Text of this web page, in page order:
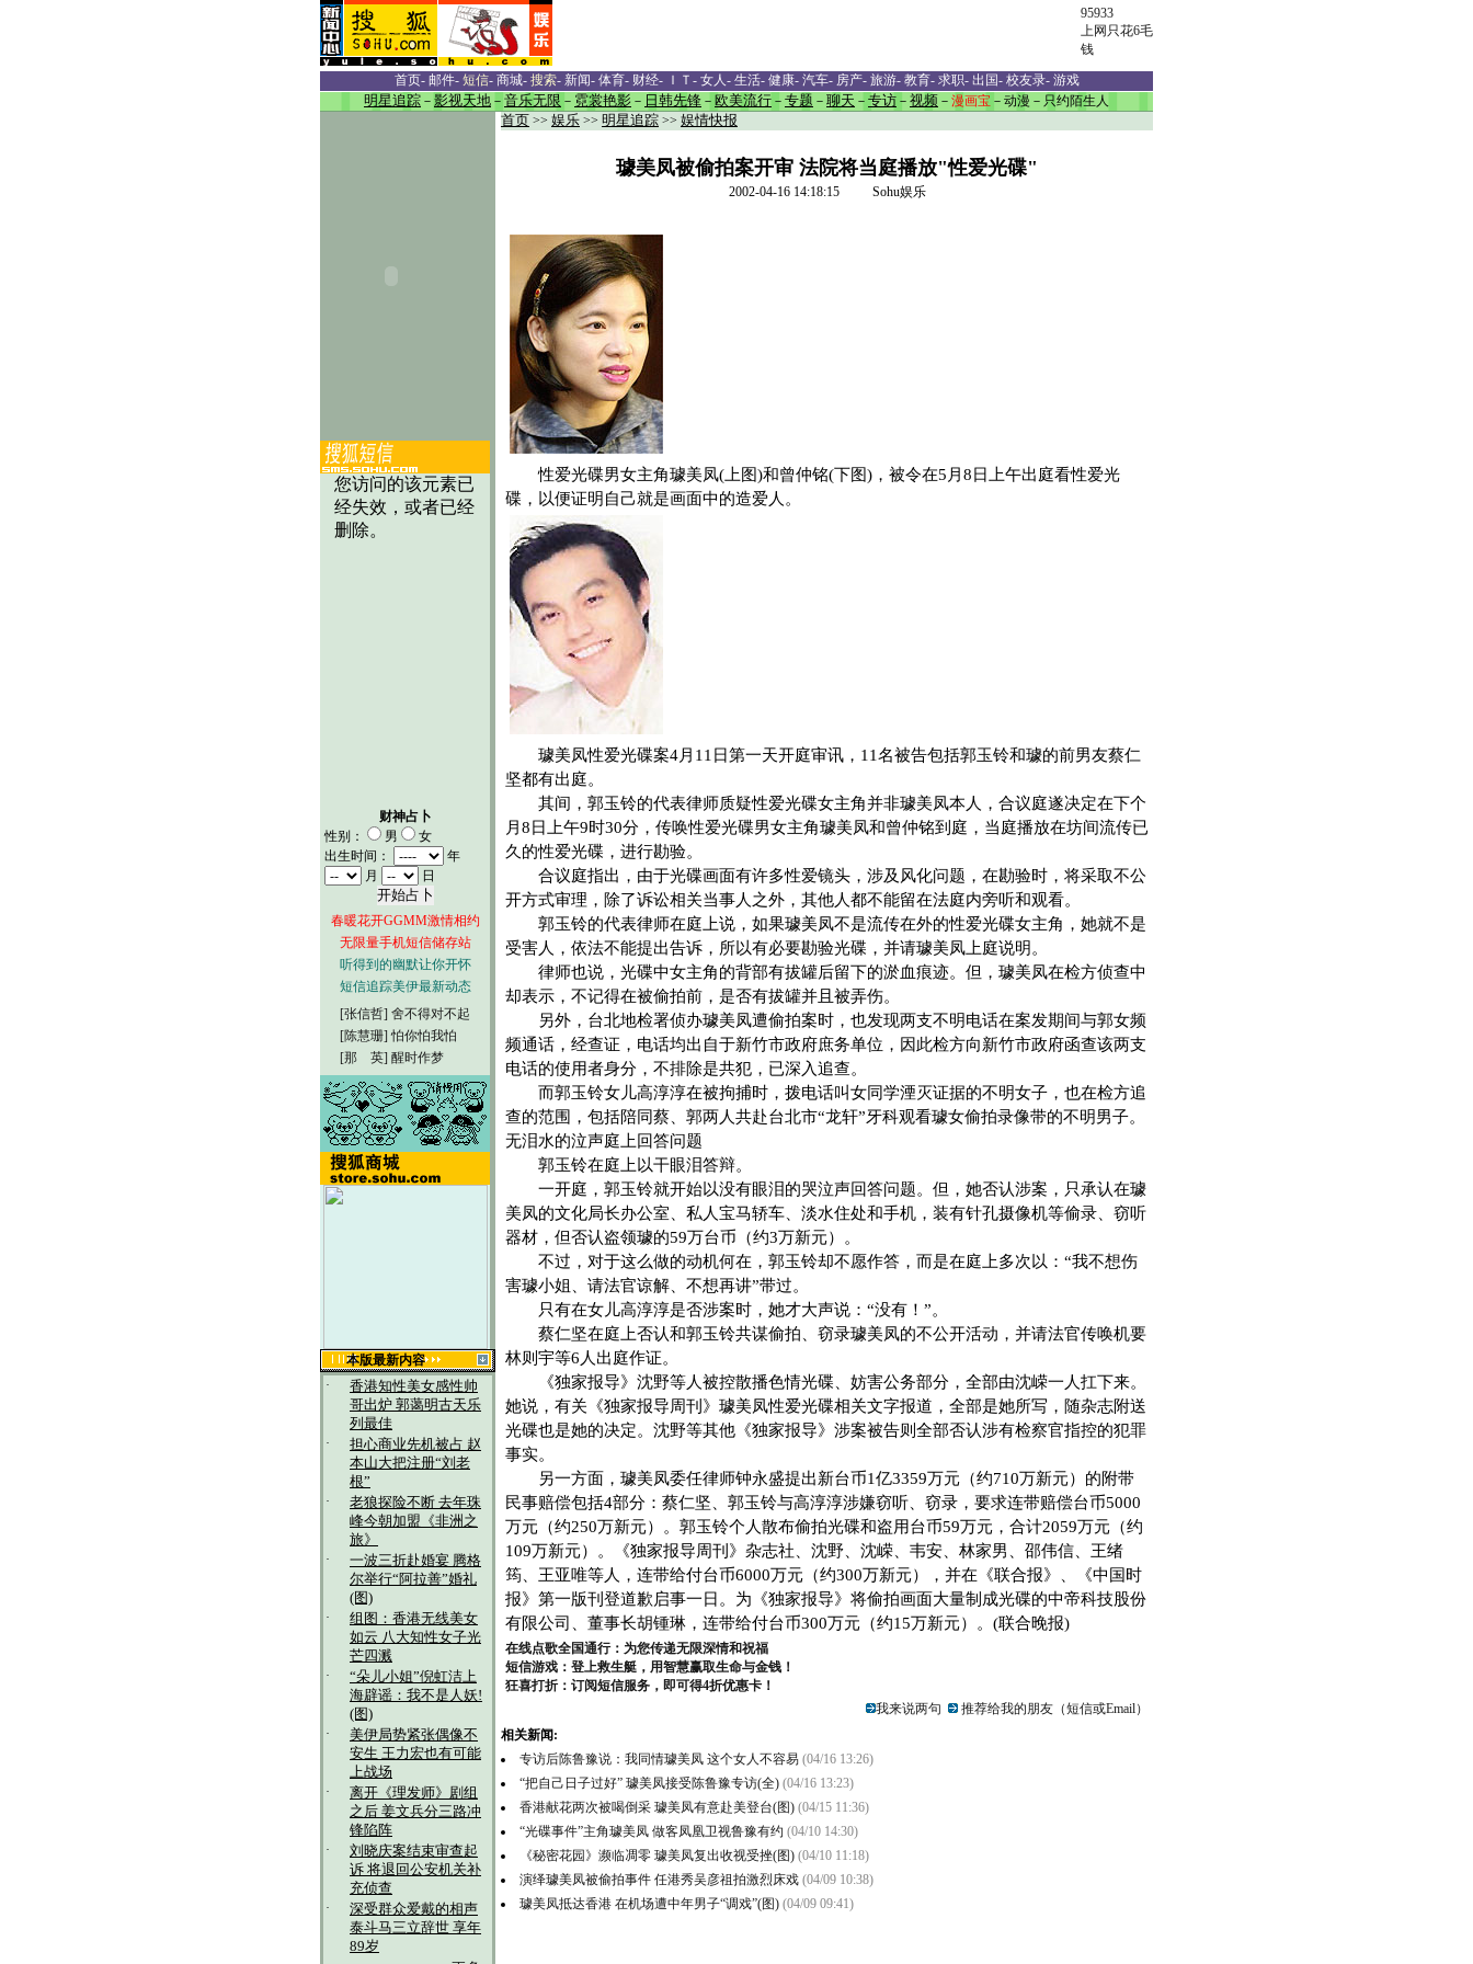
95933
上网只花6毛
钱
首页- 邮件- 短信- 商城- 搜索- 新闻- 体育- 财经- ＩＴ - 女人- 生活- 健康- 汽车- 房产- 旅游- 教育- 求职- 出国- 校友录- 游戏
明星追踪 － 影视天地 － 音乐无限 － 霓裳艳影 － 日韩先锋 － 欧美流行 － 专题 － 聊天 － 专访 － 视频 － 漫画宝 － 动漫 － 只约陌生人
财神占卜
性别：
男
女
出生时间：
年
月
日
春暖花开GGMM激情相约
无限量手机短信储存站
听得到的幽默让你开怀
短信追踪美伊最新动态
[张信哲] 舍不得对不起
[陈慧珊] 怕你怕我怕
[那 英] 醒时作梦
本版最新内容
·
香港知性美女感性帅
哥出炉 郭蔼明古天乐
列最佳
·
担心商业先机被占 赵
本山大把注册“刘老
根”
·
老狼探险不断 去年珠
峰今朝加盟《非洲之
旅》
·
一波三折赴婚宴 腾格
尔举行“阿拉善”婚礼
(图)
·
组图：香港无线美女
如云 八大知性女子光
芒四溅
·
“朵儿小姐”倪虹洁上
海辟谣：我不是人妖!
(图)
·
美伊局势紧张偶像不
安生 王力宏也有可能
上战场
·
离开《理发师》剧组
之后 姜文兵分三路冲
锋陷阵
·
刘晓庆案结束审查起
诉 将退回公安机关补
充侦查
·
深受群众爱戴的相声
泰斗马三立辞世 享年
89岁
首页 >> 娱乐 >> 明星追踪 >> 娱情快报
璩美凤被偷拍案开审 法院将当庭播放"性爱光碟"
2002-04-16 14:18:15 Sohu娱乐
性爱光碟男女主角璩美凤(上图)和曾仲铭(下图)，被令在5月8日上午出庭看性爱光
碟，以便证明自己就是画面中的造爱人。
璩美凤性爱光碟案4月11日第一天开庭审讯，11名被告包括郭玉铃和璩的前男友蔡仁
坚都有出庭。
其间，郭玉铃的代表律师质疑性爱光碟女主角并非璩美凤本人，合议庭遂决定在下个
月8日上午9时30分，传唤性爱光碟男女主角璩美凤和曾仲铭到庭，当庭播放在坊间流传已
久的性爱光碟，进行勘验。
合议庭指出，由于光碟画面有许多性爱镜头，涉及风化问题，在勘验时，将采取不公
开方式审理，除了诉讼相关当事人之外，其他人都不能留在法庭内旁听和观看。
郭玉铃的代表律师在庭上说，如果璩美凤不是流传在外的性爱光碟女主角，她就不是
受害人，依法不能提出告诉，所以有必要勘验光碟，并请璩美凤上庭说明。
律师也说，光碟中女主角的背部有拔罐后留下的淤血痕迹。但，璩美凤在检方侦查中
却表示，不记得在被偷拍前，是否有拔罐并且被弄伤。
另外，台北地检署侦办璩美凤遭偷拍案时，也发现两支不明电话在案发期间与郭女频
频通话，经查证，电话均出自于新竹市政府庶务单位，因此检方向新竹市政府函查该两支
电话的使用者身分，不排除是共犯，已深入追查。
而郭玉铃女儿高淳淳在被拘捕时，拨电话叫女同学湮灭证据的不明女子，也在检方追
查的范围，包括陪同蔡、郭两人共赴台北市“龙轩”牙科观看璩女偷拍录像带的不明男子。
无泪水的泣声庭上回答问题
郭玉铃在庭上以干眼泪答辩。
一开庭，郭玉铃就开始以没有眼泪的哭泣声回答问题。但，她否认涉案，只承认在璩
美凤的文化局长办公室、私人宝马轿车、淡水住处和手机，装有针孔摄像机等偷录、窃听
器材，但否认盗领璩的59万台币（约3万新元）。
不过，对于这么做的动机何在，郭玉铃却不愿作答，而是在庭上多次以：“我不想伤
害璩小姐、请法官谅解、不想再讲”带过。
只有在女儿高淳淳是否涉案时，她才大声说：“没有！”。
蔡仁坚在庭上否认和郭玉铃共谋偷拍、窃录璩美凤的不公开活动，并请法官传唤机要
林则宇等6人出庭作证。
《独家报导》沈野等人被控散播色情光碟、妨害公务部分，全部由沈嵘一人扛下来。
她说，有关《独家报导周刊》璩美凤性爱光碟相关文字报道，全部是她所写，随杂志附送
光碟也是她的决定。沈野等其他《独家报导》涉案被告则全部否认涉有检察官指控的犯罪
事实。
另一方面，璩美凤委任律师钟永盛提出新台币1亿3359万元（约710万新元）的附带
民事赔偿包括4部分：蔡仁坚、郭玉铃与高淳淳涉嫌窃听、窃录，要求连带赔偿台币5000
万元（约250万新元）。郭玉铃个人散布偷拍光碟和盗用台币59万元，合计2059万元（约
109万新元）。《独家报导周刊》杂志社、沈野、沈嵘、韦安、林家男、邵伟信、王绪
筠、王亚唯等人，连带给付台币6000万元（约300万新元），并在《联合报》、《中国时
报》第一版刊登道歉启事一日。为《独家报导》将偷拍画面大量制成光碟的中帝科技股份
有限公司、董事长胡锺琳，连带给付台币300万元（约15万新元）。(联合晚报)
在线点歌全国通行：为您传递无限深情和祝福
短信游戏：登上救生艇，用智慧赢取生命与金钱！
狂喜打折：订阅短信服务，即可得4折优惠卡！
我来说两句
推荐给我的朋友（短信或Email）
相关新闻:
专访后陈鲁豫说：我同情璩美凤 这个女人不容易 (04/16 13:26)
“把自己日子过好” 璩美凤接受陈鲁豫专访(全) (04/16 13:23)
香港献花两次被喝倒采 璩美凤有意赴美登台(图) (04/15 11:36)
“光碟事件”主角璩美凤 做客凤凰卫视鲁豫有约 (04/10 14:30)
《秘密花园》濒临凋零 璩美凤复出收视受挫(图) (04/10 11:18)
演绎璩美凤被偷拍事件 任港秀吴彦祖拍激烈床戏 (04/09 10:38)
璩美凤抵达香港 在机场遭中年男子“调戏”(图) (04/09 09:41)